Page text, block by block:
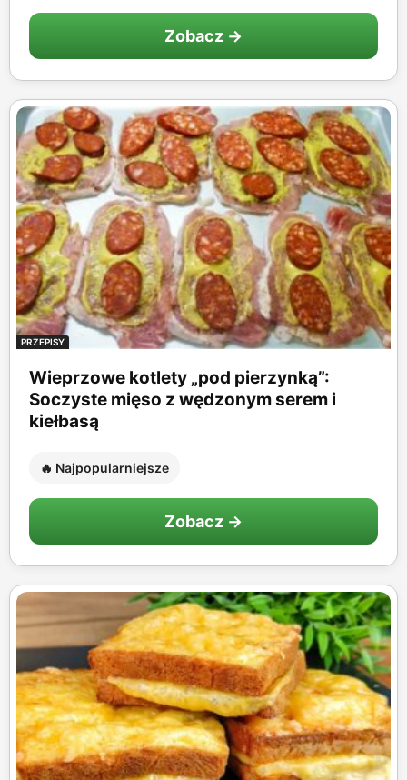
Zobacz →
PRZEPISY
Wieprzowe kotlety „pod pierzynką”:
Soczyste mięso z wędzonym serem i
kiełbasą
🔥 Najpopularniejsze
Zobacz →